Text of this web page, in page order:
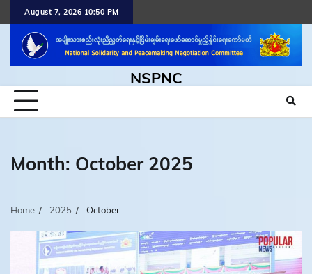
content
August 7, 2026 10:50 PM
NSPNC
Month: October 2025
Home 2025 October